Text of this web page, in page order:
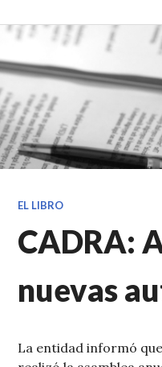
al
contenido.
VENDER+LIBROS
EL LIBRO
CADRA:
nuevas
La entidad informó